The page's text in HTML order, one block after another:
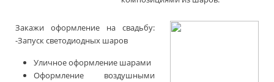
Закажи оформление на свадьбу:
-Запуск светодиодных шаров
Уличное оформление шарами
Оформление воздушными